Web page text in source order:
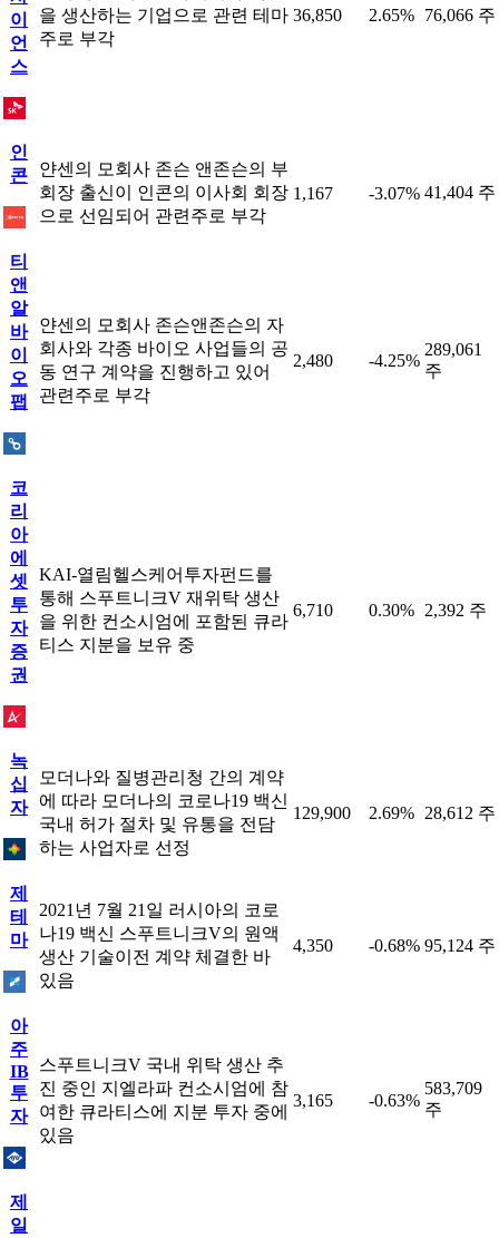
이
언
스
을 생산하는 기업으로 관련 테마
주로 부각
36,850 2.65% 76,066 주
인
콘
얀센의 모회사 존슨 앤존슨의 부
회장 출신이 인콘의 이사회 회장
으로 선임되어 관련주로 부각
1,167 -3.07% 41,404 주
티
앤
알
바
이
오
팹
얀센의 모회사 존슨앤존슨의 자
회사와 각종 바이오 사업들의 공
동 연구 계약을 진행하고 있어
관련주로 부각
2,480 -4.25%
289,061
주
코
리
아
에
셋
투
자
증
권
KAI-열림헬스케어투자펀드를
통해 스푸트니크V 재위탁 생산
을 위한 컨소시엄에 포함된 큐라
티스 지분을 보유 중
6,710 0.30% 2,392 주
녹
십
자
모더나와 질병관리청 간의 계약
에 따라 모더나의 코로나19 백신
국내 허가 절차 및 유통을 전담
하는 사업자로 선정
129,900 2.69% 28,612 주
제
테
마
2021년 7월 21일 러시아의 코로
나19 백신 스푸트니크V의 원액
생산 기술이전 계약 체결한 바
있음
4,350 -0.68% 95,124 주
아
주
IB
투
자
스푸트니크V 국내 위탁 생산 추
진 중인 지엘라파 컨소시엄에 참
여한 큐라티스에 지분 투자 중에
있음
3,165 -0.63%
583,709
주
제
일